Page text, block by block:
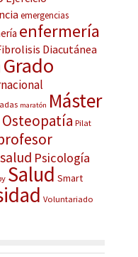
emergencias
enfermería
Diacutánea
Grado
maratón Máster
Osteopatía Pilat
Psicología
Salud Smart
Voluntariado